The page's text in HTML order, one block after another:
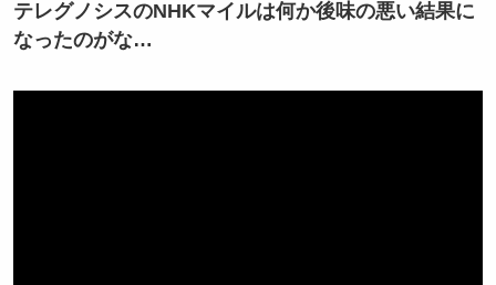
テレグノシスのNHKマイルは何か後味の悪い結果に
なったのがな…